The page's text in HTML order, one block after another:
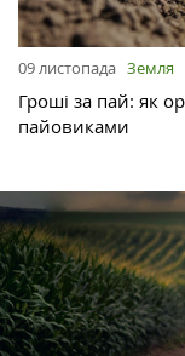
09 листопада Земля
Гроші за пай: як
пайовиками